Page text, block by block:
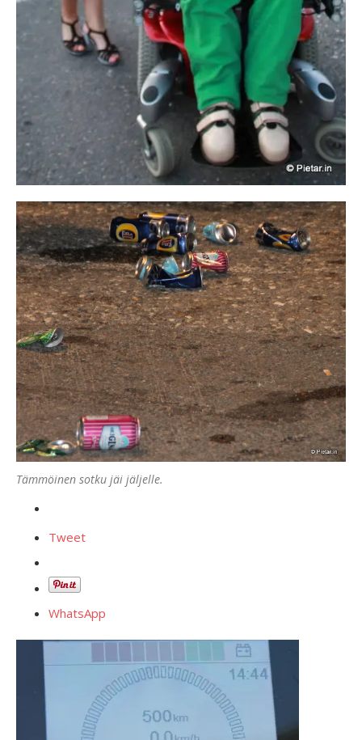
Tämmöinen sotku jäi jäljelle.
Tweet
WhatsApp